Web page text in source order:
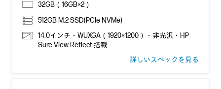
32GB（16GB×2）
512GB M.2 SSD(PCIe NVMe)
14.0インチ・WUXGA（1920×1200）・非光沢・HP
Sure View Reflect 搭載
詳しいスペックを見る